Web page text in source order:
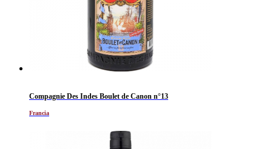
Compagnie Des Indes Boulet de Canon n°13
Francia